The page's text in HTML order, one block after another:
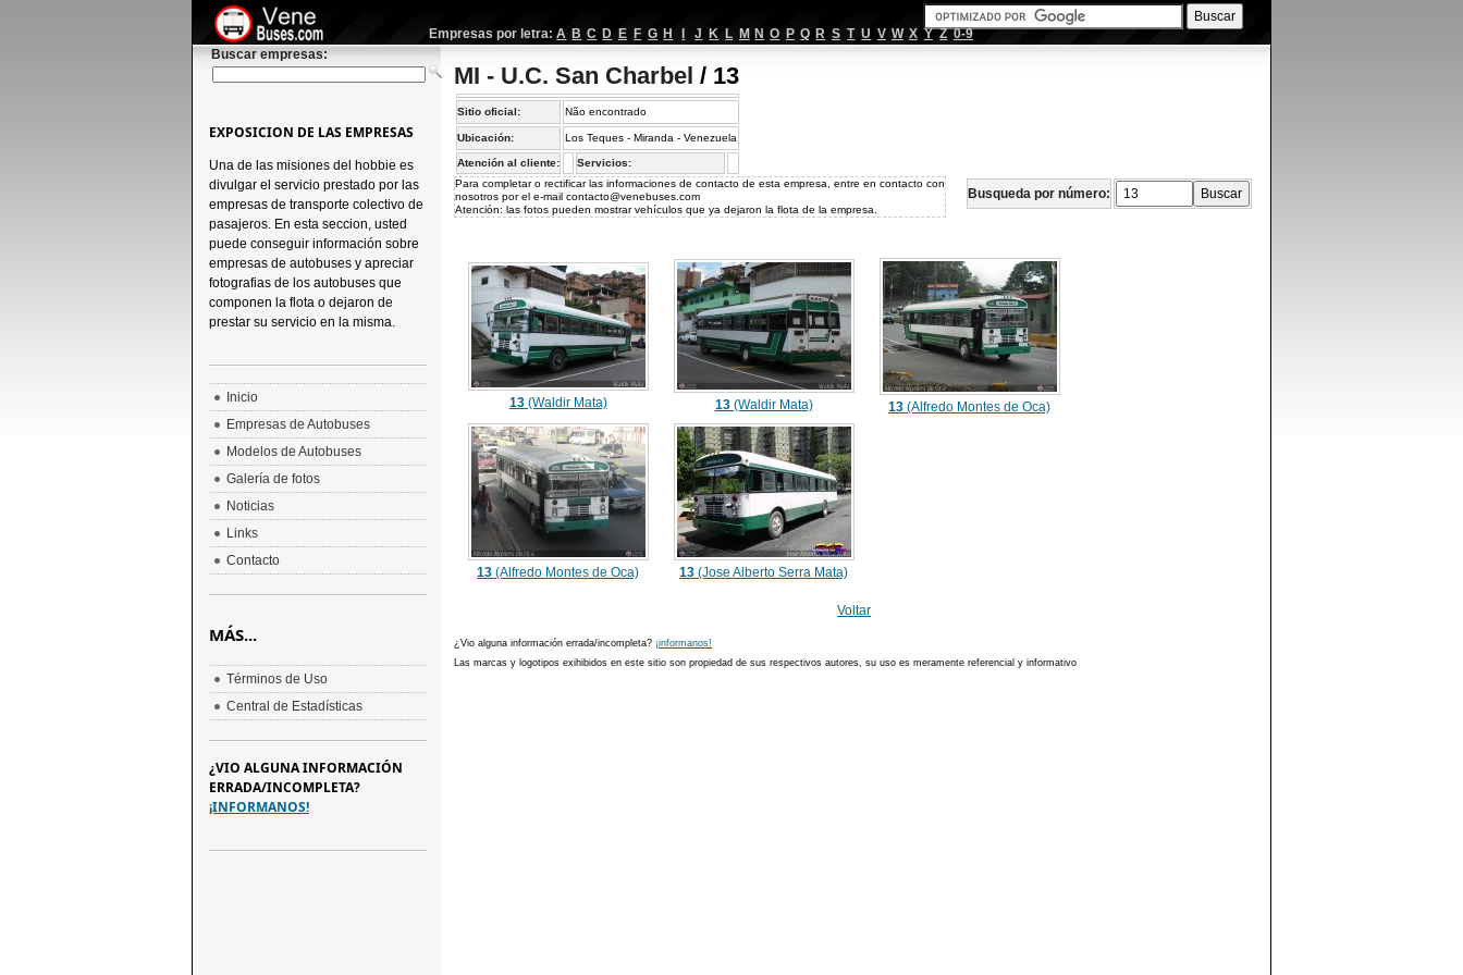
Empresas por letra: A B C D E F G H J K L M N O P Q R S T U V W X Y Z 0-9
Buscar empresas:
MI - U.C. San Charbel / 13
Sitio oficial: Não encontrado
Ubicación: Los Teques - Miranda - Venezuela
Atención al cliente:
Servicios:
Para completar o rectificar las informaciones de contacto de esta empresa, entre en contacto con
nosotros por el e-mailcontacto@venebuses.com
Atención: las fotos pueden mostrar vehículos que ya dejaron la flota de la empresa.
Busqueda por número:
13(Waldir Mata) 13(Waldir Mata) 13 (Alfredo Montes de Oca)
13 (Alfredo Montes de Oca) 13 (Jose Alberto Serra Mata)
Voltar
¿Vio alguna información errada/incompleta? ¡informanos!
Las marcas y logotipos exihibidos en este sitio son propiedad de sus respectivos autores, su uso es meramente referencial y informativo
EXPOSICION DE LAS EMPRESAS
Una de las misiones del hobbie es
divulgar el servicio prestado por las
empresas de transporte colectivo de
pasajeros. En esta seccion, usted
puede conseguir información sobre
empresas de autobuses y apreciar
fotografias de los autobuses que
componen la flota o dejaron de
prestar su servicio en la misma.
Inicio
Empresas de Autobuses
Modelos de Autobuses
Galería de fotos
Noticias
Links
Contacto
MÁS...
Términos de Uso
Central de Estadísticas
¿VIO ALGUNA INFORMACIÓN
ERRADA/INCOMPLETA?
¡INFORMANOS!